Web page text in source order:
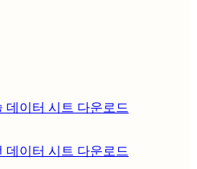
데이터 시트 다운로드
데이터 시트 다운로드